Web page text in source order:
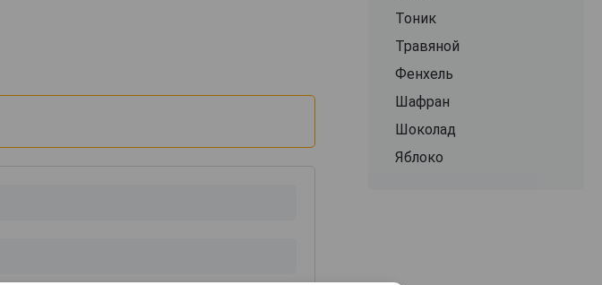
Тоник
Травяной
Фенхель
Шафран
Шоколад
Яблоко